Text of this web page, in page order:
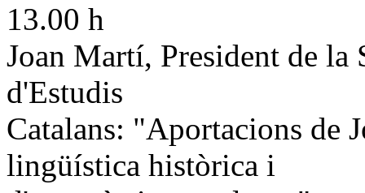
13.00 h
Joan Martí, President de
d'Estudis
Catalans: "Aportacions de
lingüística històrica i